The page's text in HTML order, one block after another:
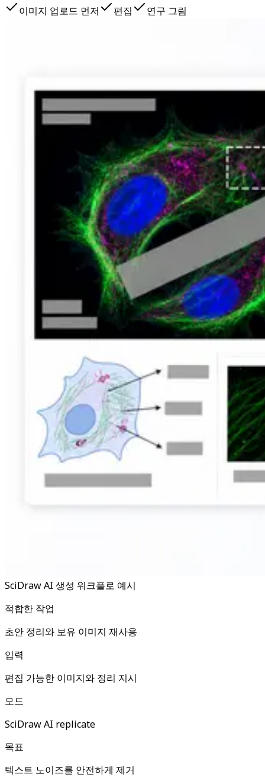
이미지 업로드 먼저
편집 연구 그림
SciDraw AI 생성 워크플로 예시
적합한 작업
초안 정리와 보유 이미지 재사용
입력
편집 가능한 이미지와 정리 지시
모드
SciDraw AI replicate
목표
텍스트 노이즈를 안전하게 제거